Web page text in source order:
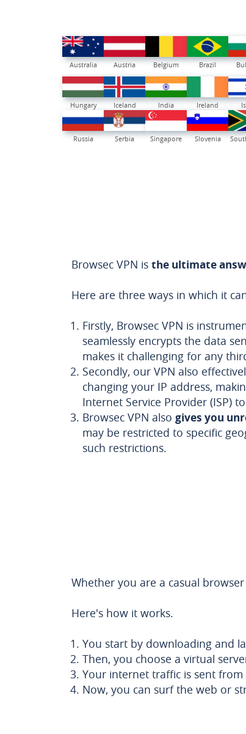
Australia Austria Belgium Brazil
Hungary Iceland India Ireland
Russia Serbia Singapore Slovenia
Browsec VPN is the ultimate
Here are three ways in which it
Firstly, Browsec VPN is
seamlessly encrypts the data
makes it challenging for any
Secondly, our VPN also
changing your IP address,
Internet Service Provider (ISP)
Browsec VPN also gives you
may be restricted to specific
such restrictions.
Whether you are a casual
Here's how it works.
You start by downloading and
Then, you choose a virtual
Your internet traffic is sent
Now, you can surf the web or